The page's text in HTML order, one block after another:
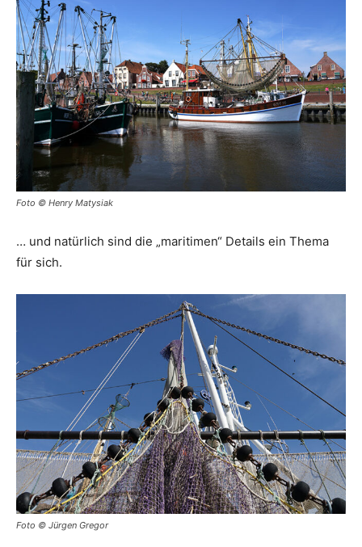
Foto © Henry Matysiak
… und natürlich sind die „maritimen“ Details ein Thema
für sich.
Foto © Jürgen Gregor